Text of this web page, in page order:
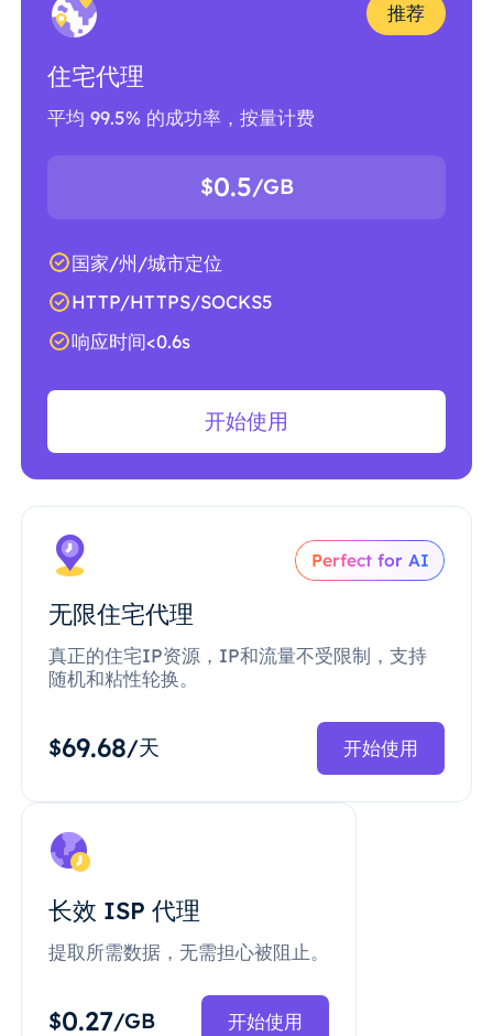
推荐
住宅代理
平均 99.5% 的成功率，按量计费
$0.5/GB
国家/州/城市定位
HTTP/HTTPS/SOCKS5
响应时间<0.6s
开始使用
Perfect for AI
无限住宅代理
真正的住宅IP资源，IP和流量不受限制，支持
随机和粘性轮换。
$69.68/天 开始使用
长效 ISP 代理
提取所需数据，无需担心被阻止。
$0.27/GB 开始使用